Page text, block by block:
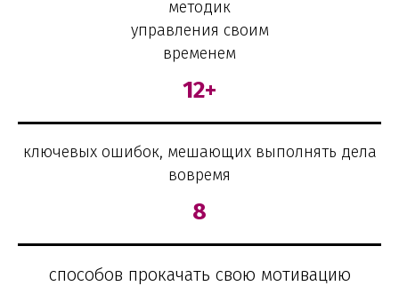
методик
управления своим
временем
12+
ключевых ошибок, мешающих выполнять дела
вовремя
8
способов прокачать свою мотивацию